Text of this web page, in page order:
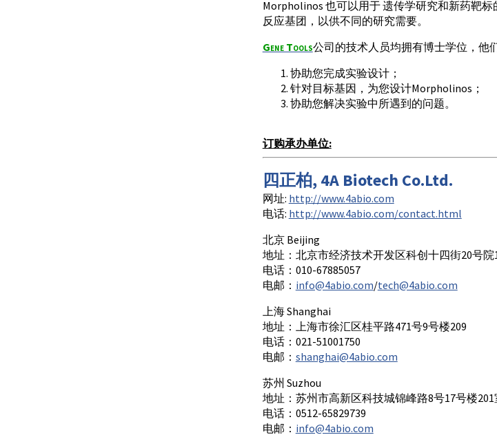
Morpholinos 也可以用于 遗传学研究和新药靶
反应基团，以供不同的研究需要。
Gene Tools公司的技术人员均拥有博士学位，他
协助您完成实验设计；
针对目标基因，为您设计Morpholinos；
协助您解决实验中所遇到的问题。
订购承办单位:
四正柏, 4A Biotech Co.Ltd.
网址: http://www.4abio.com
电话: http://www.4abio.com/contact.html
北京 Beijing
地址：北京市经济技术开发区科创十四街20号院
电话：010-67885057
电邮： info@4abio.com/tech@4abio.com
上海 Shanghai
地址：上海市徐汇区桂平路471号9号楼209
电话：021-51001750
电邮： shanghai@4abio.com
苏州 Suzhou
地址：苏州市高新区科技城锦峰路8号17号楼201
电话：0512-65829739
电邮： info@4abio.com